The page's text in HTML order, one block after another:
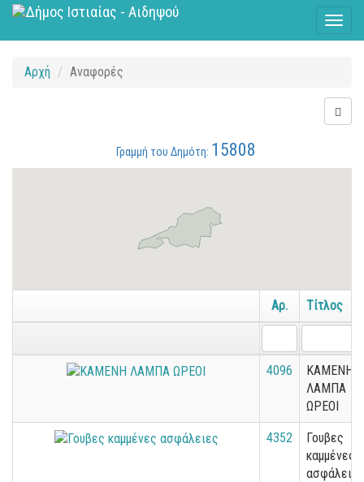
Αρχή Αναφορές
Γραμμή του Δημότη: 15808
Αρ. Τίτλος
4096
ΚΑΜΕΝΗ
ΛΑΜΠΑ
ΩΡΕΟΙ
4352
Γουβες
καμμένες
ασφάλειες